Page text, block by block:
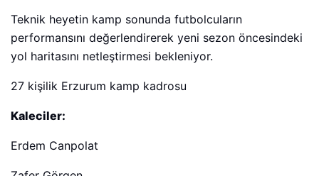
Teknik heyetin kamp sonunda futbolcuların
performansını değerlendirerek yeni sezon öncesindeki
yol haritasını netleştirmesi bekleniyor.
27 kişilik Erzurum kamp kadrosu
Kaleciler:
Erdem Canpolat